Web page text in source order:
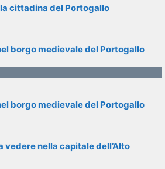
cittadina del Portogallo
borgo medievale del Portogallo
borgo medievale del Portogallo
vedere nella capitale dell’Alto